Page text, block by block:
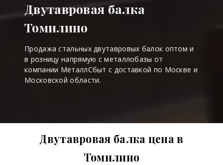
Двутавровая балка
Томилино
Продажа стальных двутавровых балок оптом и
в розницу напрямую с металлобазы от
компании МеталлСбыт с доставкой по Москве и
Московской области.
Двутавровая балка цена в
Томилино